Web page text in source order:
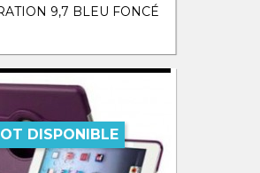
9,7 BLEU FONCÉ
DISPONIBLE